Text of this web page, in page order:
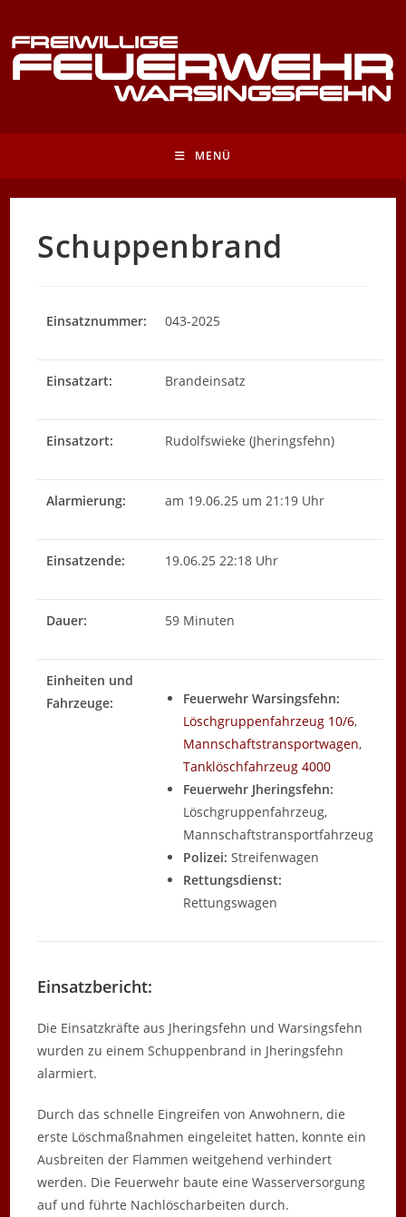
Inhalt
springen
MENÜ
Schuppenbrand
Einsatznummer: 043-2025
Einsatzart: Brandeinsatz
Einsatzort: Rudolfswieke (Jheringsfehn)
Alarmierung: am 19.06.25 um 21:19 Uhr
Einsatzende: 19.06.25 22:18 Uhr
Dauer: 59 Minuten
Einheiten und
Fahrzeuge:
Feuerwehr Warsingsfehn:
Löschgruppenfahrzeug 10/6,
Mannschaftstransportwagen,
Tanklöschfahrzeug 4000
Feuerwehr Jheringsfehn:
Löschgruppenfahrzeug,
Mannschaftstransportfahrzeug
Polizei: Streifenwagen
Rettungsdienst:
Rettungswagen
Einsatzbericht:
Die Einsatzkräfte aus Jheringsfehn und Warsingsfehn
wurden zu einem Schuppenbrand in Jheringsfehn
alarmiert.
Durch das schnelle Eingreifen von Anwohnern, die
erste Löschmaßnahmen eingeleitet hatten, konnte ein
Ausbreiten der Flammen weitgehend verhindert
werden. Die Feuerwehr baute eine Wasserversorgung
auf und führte Nachlöscharbeiten durch.